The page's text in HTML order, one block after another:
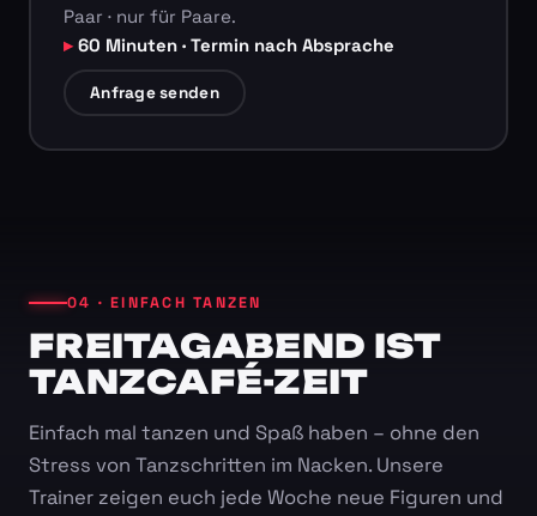
Paar · nur für Paare.
60 Minuten · Termin nach Absprache
Anfrage senden
04 · EINFACH TANZEN
FREITAGABEND IST
TANZCAFÉ-ZEIT
Einfach mal tanzen und Spaß haben – ohne den
Stress von Tanzschritten im Nacken. Unsere
Trainer zeigen euch jede Woche neue Figuren und